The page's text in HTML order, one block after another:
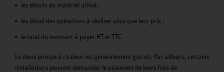
les détails du matériel utilisé ;
les détail des opérations à réaliser ainsi que leur prix ;
le total du montant à payer HT et TTC.
Le devis pompe à chaleur est généralement gratuit. Par ailleurs, certains
installateurs peuvent demander le paiement de leurs frais de